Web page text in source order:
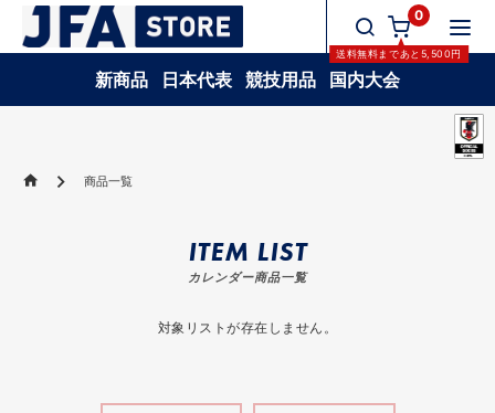
0
送料無料まであと 5,500円
新商品 日本代表 競技用品 国内大会
商品一覧
ITEM LIST
カレンダー商品一覧
対象リストが存在しません。